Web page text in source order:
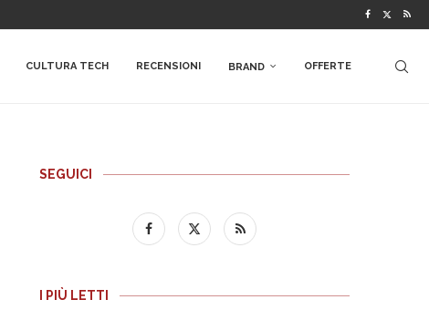
CULTURA TECH RECENSIONI BRAND OFFERTE
SEGUICI
I PIÙ LETTI